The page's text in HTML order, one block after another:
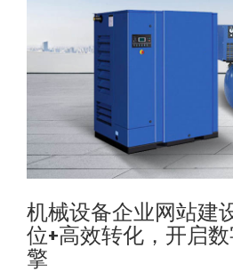
机械设备企业网站建
位+高效转化，开启数
擎